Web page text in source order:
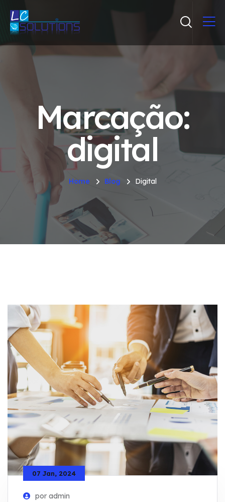
Marcação:
digital
Home Blog Digital
07 Jan, 2024
por admin